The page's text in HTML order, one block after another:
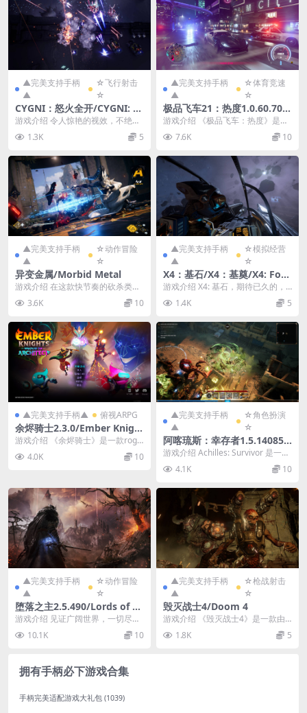
▲完美支持手柄
▲
☆飞行射击
☆
CYGNI：怒火全开/CYGNI: Al
l Guns Blazing
游戏介绍 令人惊艳的视效，不绝于
耳的音效，连绵不绝而来，令人应
接不暇，操作也得心...
1.3K 5
▲完美支持手柄
▲
☆体育竞速
☆
极品飞车21：热度1.0.60.704
0/Need for Speed：Heat Ve
游戏介绍 《极品飞车：热度》是由
Ghost Games制作的《极品飞车》
系列游戏...
7.6K 10
▲完美支持手柄
▲
☆动作冒险
☆
异变金属/Morbid Metal
游戏介绍 在这款快节奏的砍杀类轻
肉鸽游戏中，你可以实时变身为强
大的角色，打出威力...
3.6K 10
▲完美支持手柄
▲
☆模拟经营
☆
X4：基石/X4：基奠/X4: Fou
ndations
游戏介绍 X4: 基石，期待已久的，
大获成功的X系列的续集把我们最精
妙的宇宙模拟...
1.4K 5
▲完美支持手柄▲ 俯视ARPG
余烬骑士2.3.0/Ember Knigh
ts Ver2.3.0
游戏介绍 《余烬骑士》是一款rogu
e-lite动作游戏，可供1-4位玩家游
玩。...
4.0K 10
▲完美支持手柄
▲
☆角色扮演
☆
阿喀琉斯：幸存者1.5.14085/
Achilles: Survivor Ver1.5.14
游戏介绍 Achilles: Survivor 是一款
动态的单人子弹地狱游戏，你...
4.1K 10
▲完美支持手柄
▲
☆动作冒险
☆
堕落之主2.5.490/Lords of th
e Fallen
游戏介绍 见证广阔世界，一切尽在
全新黑暗奇幻动作RPG，《堕落之
主》。扮演传说中...
10.1K 10
▲完美支持手柄
▲
☆枪战射击
☆
毁灭战士4/Doom 4
游戏介绍 《毁灭战士4》是一款由id
Software制作Bethesda发行的...
1.8K 5
拥有手柄必下游戏合集
手柄完美适配游戏大礼包 (1039)